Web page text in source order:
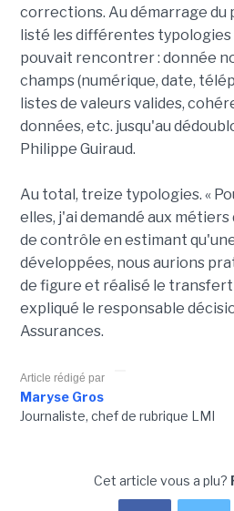
corrections. Au démarrage du
listé les différentes typologies
pouvait rencontrer : donnée
champs (numérique, date,
listes de valeurs valides,
données, etc. jusqu'au
Philippe Guiraud.
Au total, treize typologies. «
elles, j'ai demandé aux
de contrôle en estimant
développées, nous aurions
de figure et réalisé le transfert
expliqué le responsable
Assurances.
Article rédigé par
Maryse Gros
Journaliste, chef de rubrique LMI
Cet article vous a plu?